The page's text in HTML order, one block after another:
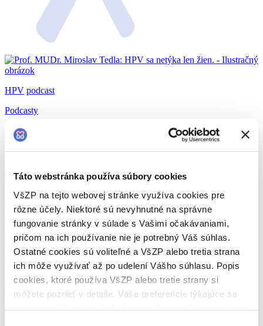
Táto webstránka používa súbory cookies
VšZP na tejto webovej stránke využíva cookies pre
rôzne účely. Niektoré sú nevyhnutné na správne
fungovanie stránky v súlade s Vašimi očakávaniami,
pričom na ich používanie nie je potrebný Váš súhlas.
Ostatné cookies sú voliteľné a VšZP alebo tretia strana
ich môže využívať až po udelení Vášho súhlasu. Popis
cookies, ktoré používa VšZP alebo tretie strany si
môžete pozrieť v detaile. Vaše preferencie týkajúce sa
HPV podcast
Podcasty
Prof. MUDr. Miroslav Tedla: HPV sa netýka len žien.
HPV
HPV a intímne zdravie
HPV vírus: Ako sa prenáša, aké má príznaky a prečo je očkovanie dôležité?